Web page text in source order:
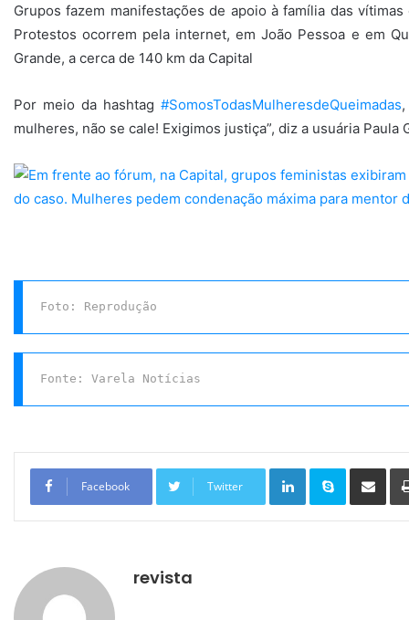
Grupos fazem manifestações de apoio à família das
Protestos ocorrem pela internet, em João Pessoa e em
Grande, a cerca de 140 km da Capital
Por meio da hashtag#SomosTodasMulheresdeQueimadas
mulheres, não se cale! Exigimos justiça”, diz a usuária Paula
Foto: Reprodução
Fonte: Varela Notícias
Facebook Twitter
Linkedin Skype
revista